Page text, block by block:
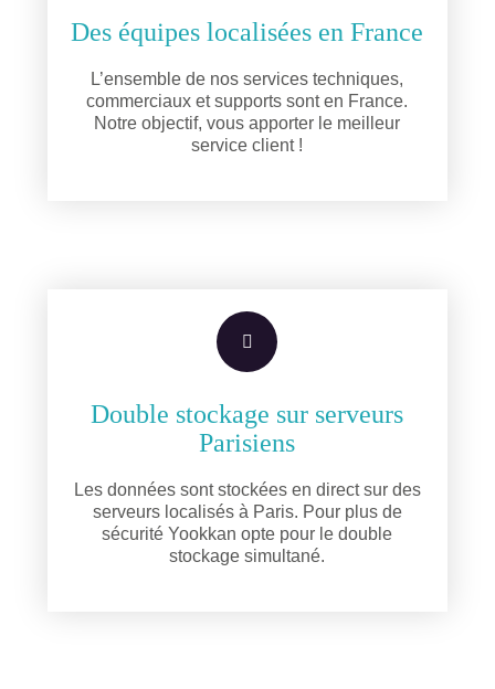
Des équipes localisées en France
L’ensemble de nos services techniques,
commerciaux et supports sont en France.
Notre objectif, vous apporter le meilleur
service client !
Double stockage sur serveurs
Parisiens
Les données sont stockées en direct sur des
serveurs localisés à Paris. Pour plus de
sécurité Yookkan opte pour le double
stockage simultané.